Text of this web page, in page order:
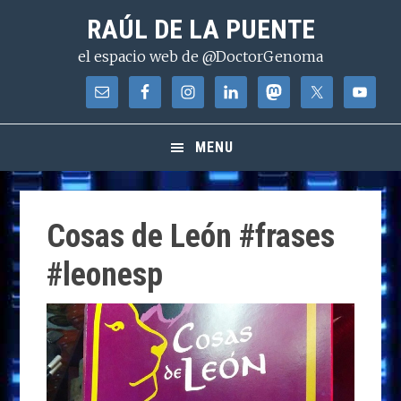
contenido
RAÚL DE LA PUENTE
el espacio web de @DoctorGenoma
MENU
Cosas de León #frases
#leonesp